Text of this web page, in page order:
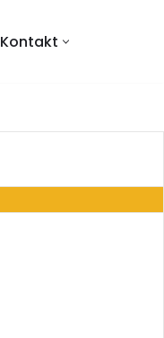
Kontakt